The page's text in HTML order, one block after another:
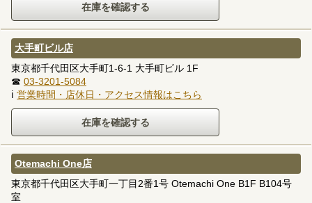
大手町ビル店
東京都千代田区大手町1-6-1 大手町ビル 1F
☎ 03-3201-5084
ℹ 営業時間・店休日・アクセス情報はこちら
Otemachi One店
東京都千代田区大手町一丁目2番1号 Otemachi One B1F B104号
室